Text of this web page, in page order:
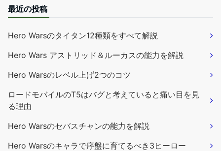
最近の投稿
Hero Warsのタイタン12種類をすべて解説
Hero Wars アストリッド＆ルーカスの能力を解説
Hero Warsのレベル上げ2つのコツ
ロードモバイルのT5はバグと考えていると痛い目を見
る理由
Hero Warsのセバスチャンの能力を解説
Hero Warsのキャラで序盤に育てるべき3ヒーロー